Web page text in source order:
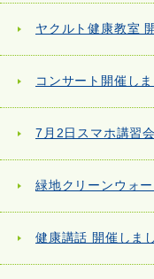
ヤクルト健康教室
コンサート開催し
7月2日スマホ講習
緑地クリーンウォ
健康講話 開催し